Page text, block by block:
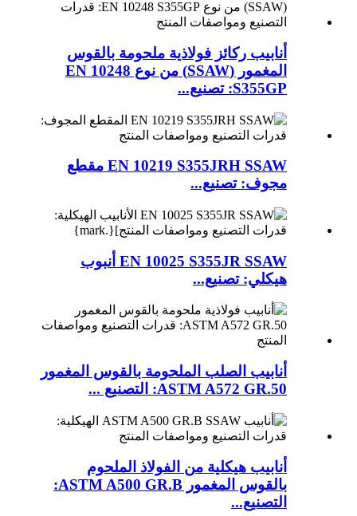
أنابيب ركائز فولاذية ملحومة بالقوس
المغمور (SSAW) من نوع EN 10248
S355GP: تصنيع...
EN 10219 S355JRH SSAW مقطع
مجوف: تصنيع...
EN 10025 S355JR SSAW أنبوب
هيكلي: تصنيع...
أنابيب الصلب الملحومة بالقوس المغمور
ASTM A572 GR.50: التصنيع ...
أنابيب هيكلية من الفولاذ الملحوم
بالقوس المغمور ASTM A500 GR.B:
التصنيع...